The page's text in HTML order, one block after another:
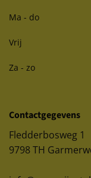
Ma - do
Vrij
Za - zo
Contactgegevens
Fledderbosweg 1
9798 TH